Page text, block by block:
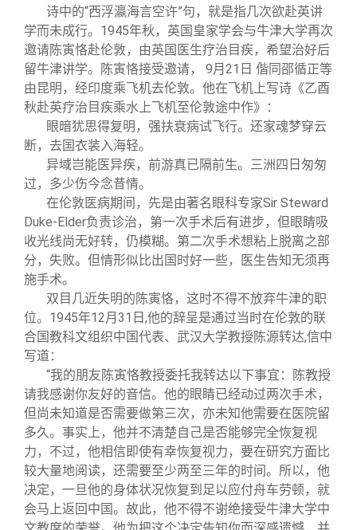
诗中的“西浮瀛海言空许”句，就是指几次欲赴英讲
学而未成行。1945年秋，英国皇家学会与牛津大学再次
邀请陈寅恪赴伦敦，由英国医生疗治目疾，希望治好后
留牛津讲学。陈寅恪接受邀请， 9月21日 偕同邵循正等
由昆明，经印度乘飞机去伦敦。他在飞机上写诗《乙酉
秋赴英疗治目疾乘水上飞机至伦敦途中作》：
眼暗犹思得复明，强扶衰病试飞行。还家魂梦穿云
断，去国衣装入海轻。
异域岂能医异疾，前游真已隔前生。三洲四日匆匆
过，多少伤今念昔情。
在伦敦医病期间，先是由著名眼科专家Sir Steward
Duke-Elder负责诊治，第一次手术后有进步，但眼睛吸
收光线尚无好转，仍模糊。第二次手术想粘上脱离之部
分，失败。但情形似比出国时好一些，医生告知无须再
施手术。
双目几近失明的陈寅恪，这时不得不放弃牛津的职
位。1945年12月31日,他的辞呈是通过当时在伦敦的联
合国教科文组织中国代表、武汉大学教授陈源转达,信中
写道：
“我的朋友陈寅恪教授委托我转达以下事宜：陈教授
请我感谢你友好的音信。他的眼睛已经动过两次手术，
但尚未知道是否需要做第三次，亦未知他需要在医院留
多久。事实上，他并不清楚自己是否能够完全恢复视
力，不过，他相信即使有幸恢复视力，要在研究方面比
较大量地阅读，还需要至少两至三年的时间。所以，他
决定，一旦他的身体状况恢复到足以应付舟车劳顿，就
会马上返回中国。故此，他不得不谢绝接受牛津大学中